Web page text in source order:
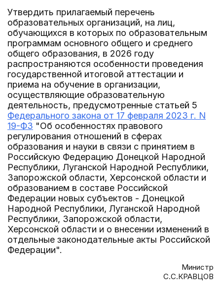
Утвердить прилагаемый перечень
образовательных организаций, на лиц,
обучающихся в которых по образовательным
программам основного общего и среднего
общего образования, в 2026 году
распространяются особенности проведения
государственной итоговой аттестации и
приема на обучение в организации,
осуществляющие образовательную
деятельность, предусмотренные статьей 5
Федерального закона от 17 февраля 2023 г. N
19-ФЗ "Об особенностях правового
регулирования отношений в сферах
образования и науки в связи с принятием в
Российскую Федерацию Донецкой Народной
Республики, Луганской Народной Республики,
Запорожской области, Херсонской области и
образованием в составе Российской
Федерации новых субъектов - Донецкой
Народной Республики, Луганской Народной
Республики, Запорожской области,
Херсонской области и о внесении изменений в
отдельные законодательные акты Российской
Федерации".
Министр
С.С.КРАВЦОВ